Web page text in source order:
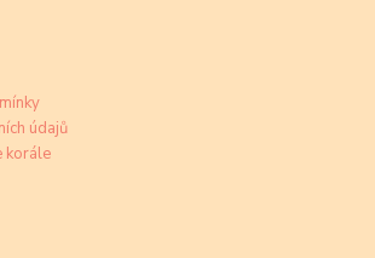
údajů
korále